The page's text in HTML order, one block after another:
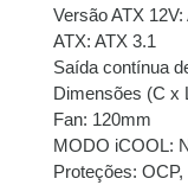
9x de R$
juros
10x deR$
juros
Versão ATX 12V:
ATX: ATX 3.1
Saída contínua
Dimensões (C x
Fan: 120mm
MODO iCOOL:
Proteções: